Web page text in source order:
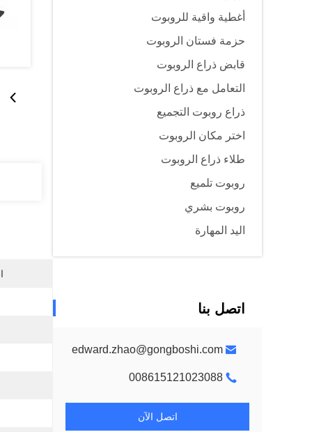
أغطية واقية للروبوت
حزمة فستان الروبوت
قابض ذراع الروبوت
التعامل مع ذراع الروبوت
ذراع روبوت التجميع
اختر مكان الروبوت
طلاء ذراع الروبوت
روبوت تلميع
روبوت بشري
اليد المهارة
اتصل بنا
edward.zhao@gongboshi.com
008615121023088
اتصل الآن